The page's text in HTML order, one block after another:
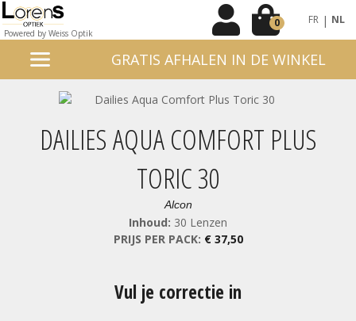
Powered by Weiss Optik
0 FR | NL
GRATIS AFHALEN IN DE WINKEL
DAILIES AQUA COMFORT PLUS
TORIC 30
Alcon
Inhoud: 30 Lenzen
PRIJS PER PACK: € 37,50
Vul je correctie in